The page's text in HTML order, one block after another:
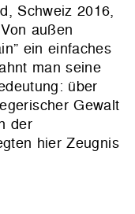
Schweiz 2016,
außen
ein einfaches
man seine
über
Gewalt
der
hier Zeugnis